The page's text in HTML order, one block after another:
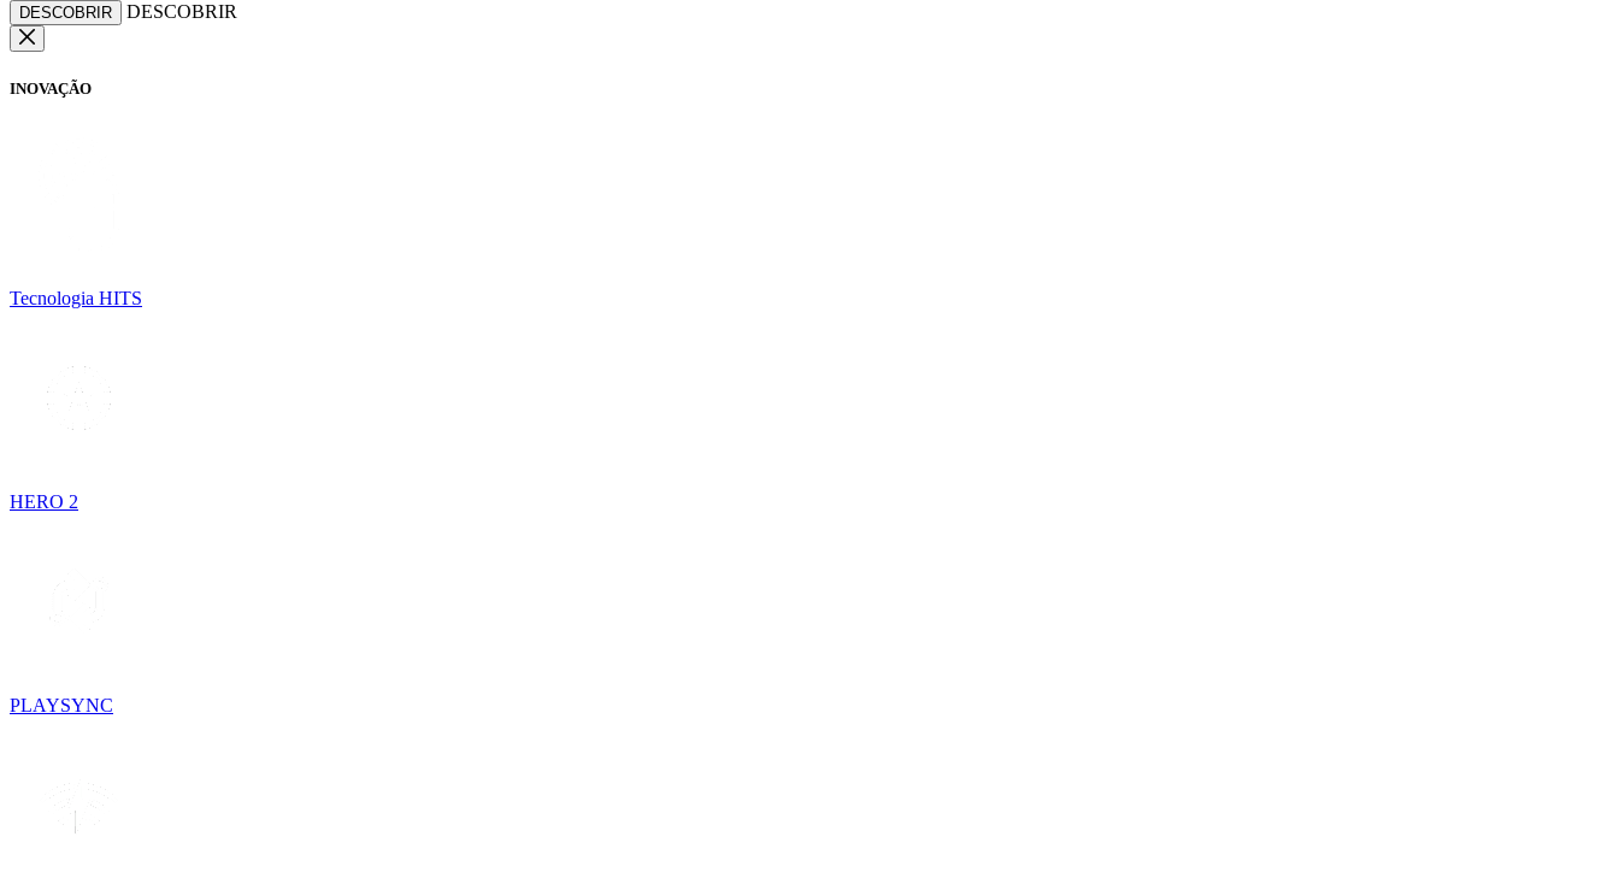
DESCOBRIR DESCOBRIR
INOVAÇÃO
Tecnologia HITS
HERO 2
PLAYSYNC